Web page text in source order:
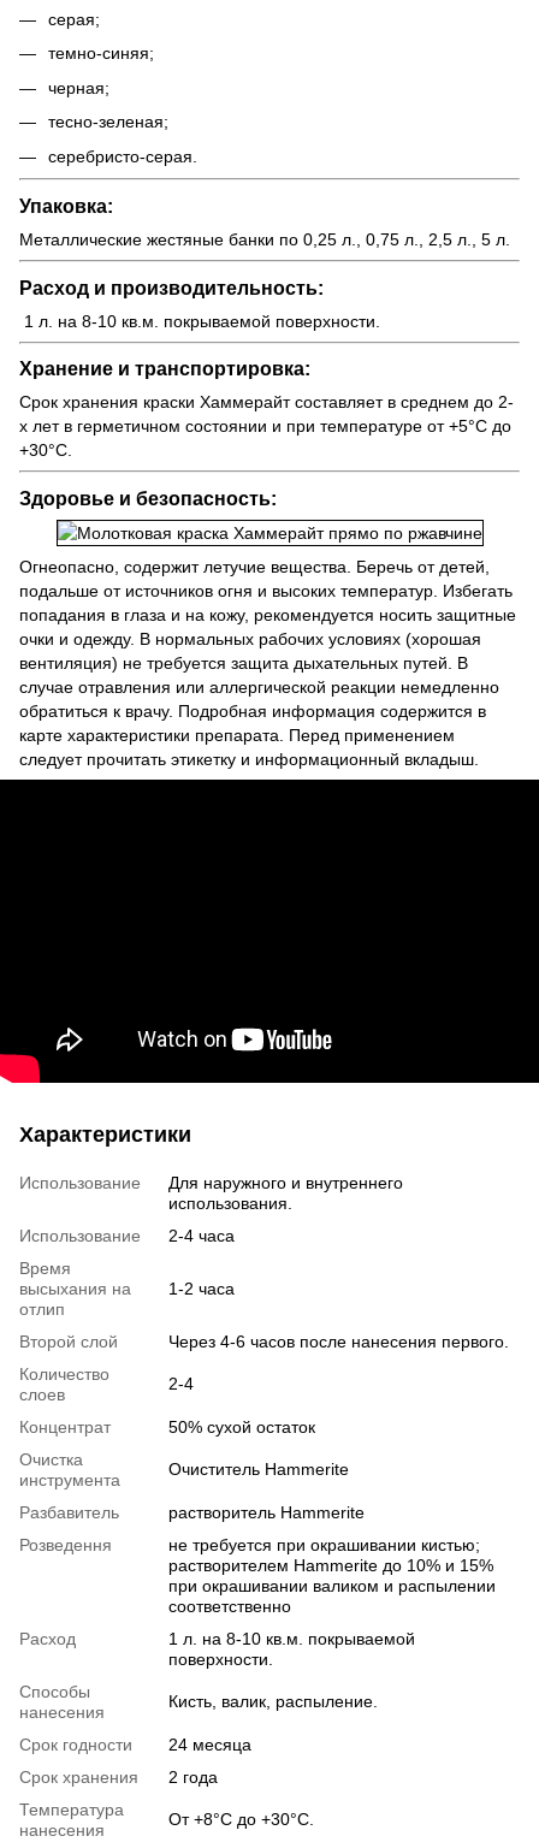
серая;
темно-синяя;
черная;
тесно-зеленая;
серебристо-серая.
Упаковка:
Металлические жестяные банки по 0,25 л., 0,75 л., 2,5 л., 5 л.
Расход и производительность:
1 л. на 8-10 кв.м. покрываемой поверхности.
Хранение и транспортировка:
Cрок хранения краски Хаммерайт составляет в среднем до 2-
х лет в герметичном состоянии и при температуре от +5°С до
+30°C.
Здоровье и безопасность:
Огнеопасно, содержит летучие вещества. Беречь от детей,
подальше от источников огня и высоких температур. Избегать
попадания в глаза и на кожу, рекомендуется носить защитные
очки и одежду. В нормальных рабочих условиях (хорошая
вентиляция) не требуется защита дыхательных путей. В
случае отравления или аллергической реакции немедленно
обратиться к врачу. Подробная информация содержится в
карте характеристики препарата. Перед применением
следует прочитать этикетку и информационный вкладыш.
Характеристики
Использование
Для наружного и внутреннего
использования.
Использование
2-4 часа
Время
высыхания на
отлип
1-2 часа
Второй слой
Через 4-6 часов после нанесения первого.
Количество
слоев
2-4
Концентрат
50% сухой остаток
Очистка
инструмента
Очиститель Hammerite
Разбавитель
растворитель Hammerite
Розведення
не требуется при окрашивании кистью;
растворителем Hammerite до 10% и 15%
при окрашивании валиком и распылении
соответственно
Расход
1 л. на 8-10 кв.м. покрываемой
поверхности.
Способы
нанесения
Кисть, валик, распыление.
Срок годности
24 месяца
Срок хранения
2 года
Температура
нанесения
От +8°C до +30°C.